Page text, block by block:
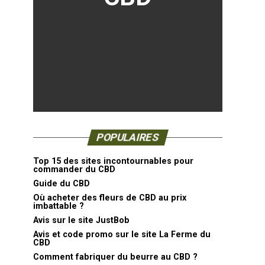
POPULAIRES
Top 15 des sites incontournables pour
commander du CBD
Guide du CBD
Où acheter des fleurs de CBD au prix
imbattable ?
Avis sur le site JustBob
Avis et code promo sur le site La Ferme du
CBD
Comment fabriquer du beurre au CBD ?